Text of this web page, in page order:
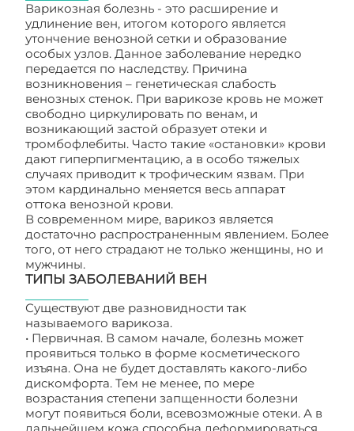
Варикозная болезнь - это расширение и
удлинение вен, итогом которого является
утончение венозной сетки и образование
особых узлов. Данное заболевание нередко
передается по наследству. Причина
возникновения – генетическая слабость
венозных стенок. При варикозе кровь не может
свободно циркулировать по венам, и
возникающий застой образует отеки и
тромбофлебиты. Часто такие «остановки» крови
дают гиперпигментацию, а в особо тяжелых
случаях приводит к трофическим язвам. При
этом кардинально меняется весь аппарат
оттока венозной крови.
В современном мире, варикоз является
достаточно распространенным явлением. Более
того, от него страдают не только женщины, но и
мужчины.
ТИПЫ ЗАБОЛЕВАНИЙ ВЕН
Существуют две разновидности так
называемого варикоза.
• Первичная. В самом начале, болезнь может
проявиться только в форме косметического
изъяна. Она не будет доставлять какого-либо
дискомфорта. Тем не менее, по мере
возрастания степени запщенности болезни
могут появиться боли, всевозможные отеки. А в